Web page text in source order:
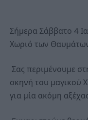
Σήμερα Σάββατο 4
Χωριό των
Σας περιμένουμε
σκηνή του μαγικού
για μία ακόμη